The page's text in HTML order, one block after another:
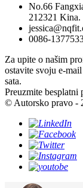
No.66
212321 Kina.
0086-
Za upite o našim
ostavite svoju e-
sata.
Preuzmite besplatni
© Autorsko pravo -